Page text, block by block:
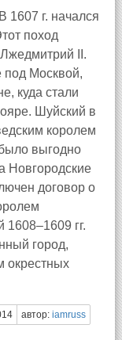
1607 г. начался
поход
II.
под Москвой,
куда стали
Шуйский в
королем
выгодно
Новгородские
договор о
1608–1609 гг.
город,
окрестных
автор: iamruss